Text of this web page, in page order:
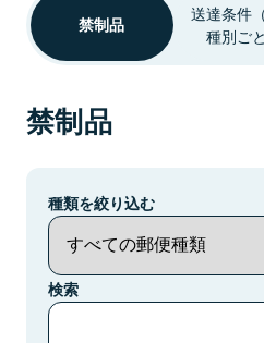
禁制品
送達条件
種別ごと
禁制品
種類を絞り込む
検索